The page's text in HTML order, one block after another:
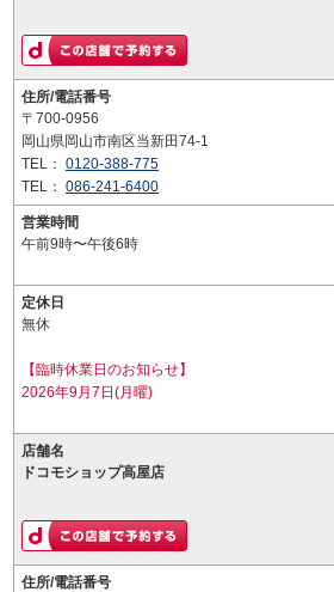
住所/電話番号
〒700-0956
岡山県岡山市南区当新田74-1
TEL： 0120-388-775
TEL： 086-241-6400
営業時間
午前9時〜午後6時
定休日
無休
【臨時休業日のお知らせ】
2026年9月7日(月曜)
店舗名
ドコモショップ高屋店
住所/電話番号